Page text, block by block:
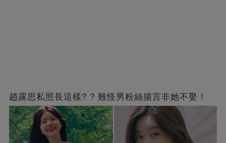
趙露思私照長這樣? ? 難怪男粉絲揚言非她不娶！